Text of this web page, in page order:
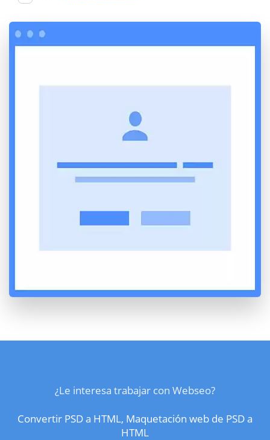
¿Le interesa trabajar con Webseo?
Convertir PSD a HTML, Maquetación web de PSD a
HTML